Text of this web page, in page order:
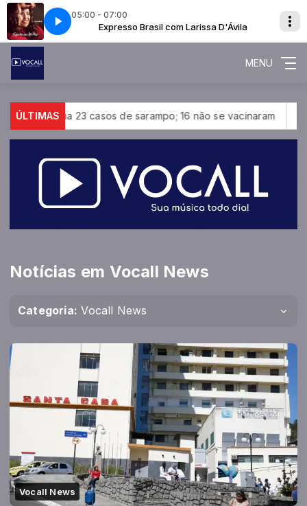
05:00 - 07:00
Expresso Brasil com Larissa D'Ávila
ANA CAROLINA - NAO TEM NO MAPA
MENU
ÚLTIMAS
casos de sarampo; 16 não se vacinaram Retiradas da
Notícias em Vocall News
Categoria: Vocall News
Vocall News